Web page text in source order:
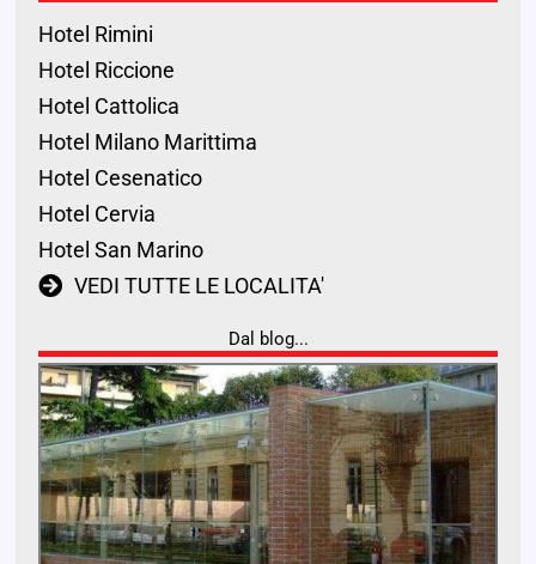
Hotel Rimini
Hotel Riccione
Hotel Cattolica
Hotel Milano Marittima
Hotel Cesenatico
Hotel Cervia
Hotel San Marino
VEDI TUTTE LE LOCALITA'
Dal blog...